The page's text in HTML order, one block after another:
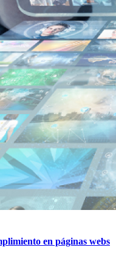
en páginas webs